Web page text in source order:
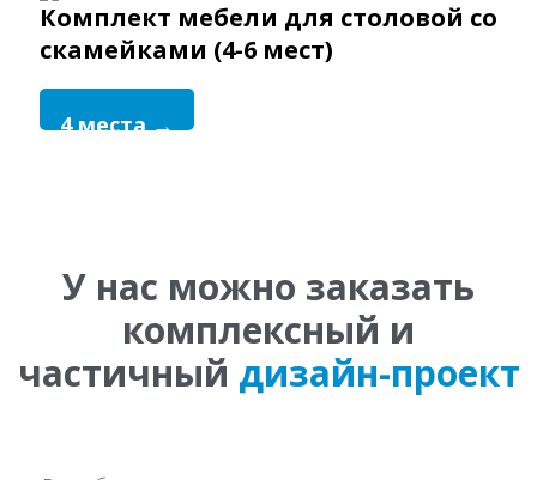
Комплект мебели для столовой со
скамейками (4-6 мест)
4 места →
У нас можно заказать
комплексный и
частичный дизайн-проект